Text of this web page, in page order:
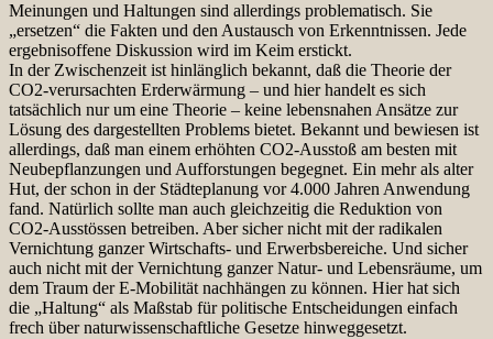
Meinungen und Haltungen sind allerdings problematisch. Sie
„ersetzen“ die Fakten und den Austausch von Erkenntnissen. Jede
ergebnisoffene Diskussion wird im Keim erstickt.
In der Zwischenzeit ist hinlänglich bekannt, daß die Theorie der
CO2-verursachten Erderwärmung – und hier handelt es sich
tatsächlich nur um eine Theorie – keine lebensnahen Ansätze zur
Lösung des dargestellten Problems bietet. Bekannt und bewiesen ist
allerdings, daß man einem erhöhten CO2-Ausstoß am besten mit
Neubepflanzungen und Aufforstungen begegnet. Ein mehr als alter
Hut, der schon in der Städteplanung vor 4.000 Jahren Anwendung
fand. Natürlich sollte man auch gleichzeitig die Reduktion von
CO2-Ausstössen betreiben. Aber sicher nicht mit der radikalen
Vernichtung ganzer Wirtschafts- und Erwerbsbereiche. Und sicher
auch nicht mit der Vernichtung ganzer Natur- und Lebensräume, um
dem Traum der E-Mobilität nachhängen zu können. Hier hat sich
die „Haltung“ als Maßstab für politische Entscheidungen einfach
frech über naturwissenschaftliche Gesetze hinweggesetzt.